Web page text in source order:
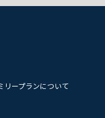
リープランについて